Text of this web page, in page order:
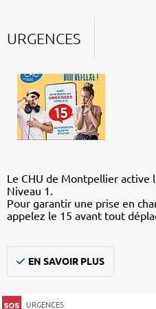
URGENCES
Le CHU de Montpellier active
Niveau 1.
Pour garantir une prise en
appelez le 15 avant tout
EN SAVOIR PLUS
URGENCES